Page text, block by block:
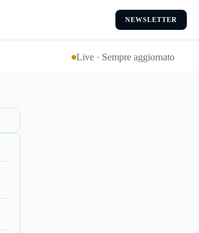
NEWSLETTER
Live · Sempre aggiornato